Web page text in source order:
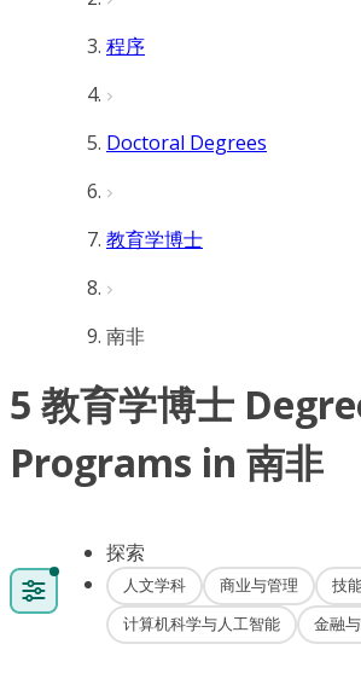
程序
Doctoral Degrees
教育学博士
南非
5 教育学博士
Programs in 南非
探索
人文学科 商业与管理
技
计算机科学与人工智能
金融